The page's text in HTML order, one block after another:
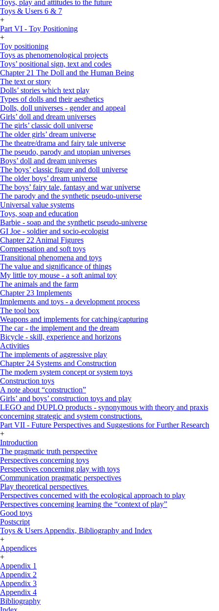
Toys, play and attitudes to the future
Toys & Users 6 & 7
+
Part VI - Toy Positioning
+
Toy positioning
Toys as phenomenological projects
Toys’ positional sign, text and codes
Chapter 21 The Doll and the Human Being
The text or story
Dolls’ stories which text play
Types of dolls and their aesthetics
Dolls, doll universes - gender and appeal
Girls’ doll and dream universes
The girls’ classic doll universe
The older girls’ dream universe
The theatre/drama and fairy tale universe
The pseudo, parody and utopian universes
Boys’ doll and dream universes
The boys’ classic figure and doll universe
The older boys’ dream universe
The boys’ fairy tale, fantasy and war universe
The parody and the synthetic pseudo-universe
Universal value systems
Toys, soap and education
Barbie - soap and the synthetic pseudo-universe
GI Joe - soldier and socio-ecologist
Chapter 22 Animal Figures
Compensation and soft toys
Transitional phenomena and toys
The value and significance of things
My little toy mouse - a soft animal toy
The animals and the farm
Chapter 23 Implements
Implements and toys - a development process
The tool box
Weapons and implements for catching/capturing
The car - the implement and the dream
Bicycle - skill, experience and horizons
Activities
The implements of aggressive play
Chapter 24 Systems and Construction
The modern system concept or system toys
Construction toys
A note about “construction”
Girls’ and boys’ construction toys and play
LEGO and DUPLO products - synonymous with theory and praxis
concerning strategic and system constructions.
Part VII - Future Perspectives and Suggestions for Further Research
+
Introduction
The pragmatic truth perspective
Perspectives concerning toys
Perspectives concerning play with toys
Communication pragmatic perspectives
Play theoretical perspectives
Perspectives concerned with the ecological approach to play
Perspectives concerning learning the “context of play”
Good toys
Postscript
Toys & Users Appendix, Bibliography and Index
+
Appendices
+
Appendix 1
Appendix 2
Appendix 3
Appendix 4
Bibliography